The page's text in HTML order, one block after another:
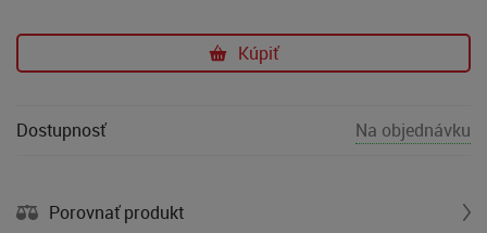
Kúpiť
Dostupnosť Na objednávku
Porovnať produkt